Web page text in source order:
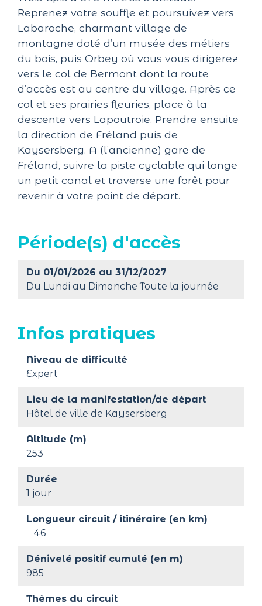
Reprenez votre souffle et poursuivez vers
Labaroche, charmant village de
montagne doté d’un musée des métiers
du bois, puis Orbey où vous vous dirigerez
vers le col de Bermont dont la route
d’accès est au centre du village. Après ce
col et ses prairies fleuries, place à la
descente vers Lapoutroie. Prendre ensuite
la direction de Fréland puis de
Kaysersberg. A (l’ancienne) gare de
Fréland, suivre la piste cyclable qui longe
un petit canal et traverse une forêt pour
revenir à votre point de départ.
Période(s) d'accès
Du 01/01/2026 au 31/12/2027
Du Lundi au Dimanche Toute la journée
Infos pratiques
Niveau de difficulté
Expert
Lieu de la manifestation/de départ
Hôtel de ville de Kaysersberg
Altitude (m)
253
Durée
1 jour
Longueur circuit / itinéraire (en km)
46
Dénivelé positif cumulé (en m)
985
Thèmes du circuit